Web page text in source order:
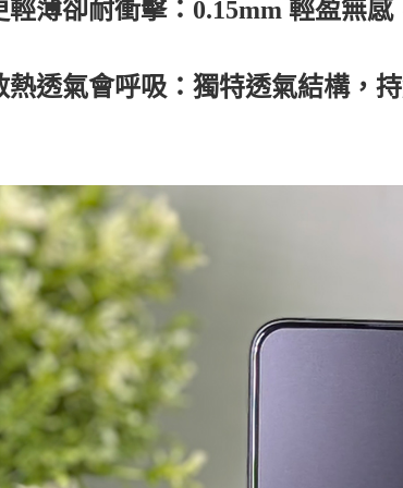
輕薄卻耐衝擊：0.15mm 輕盈無
熱透氣會呼吸：獨特透氣結構，